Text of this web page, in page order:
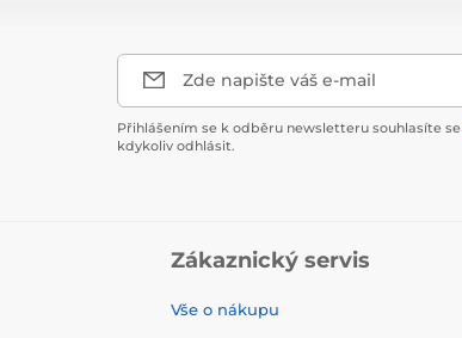
Zde napište váš e-mail
Přihlášením se k odběru newsletteru souhlasíte se
kdykoliv odhlásit.
Zákaznický servis
Vše o nákupu